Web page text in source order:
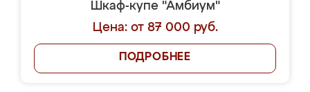
Шкаф-купе "Амбиум"
Цена: от 87 000 руб.
ПОДРОБНЕЕ